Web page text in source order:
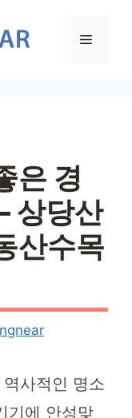
메
은 경
상당산
산수목
사적인 명소
기에 안성맞